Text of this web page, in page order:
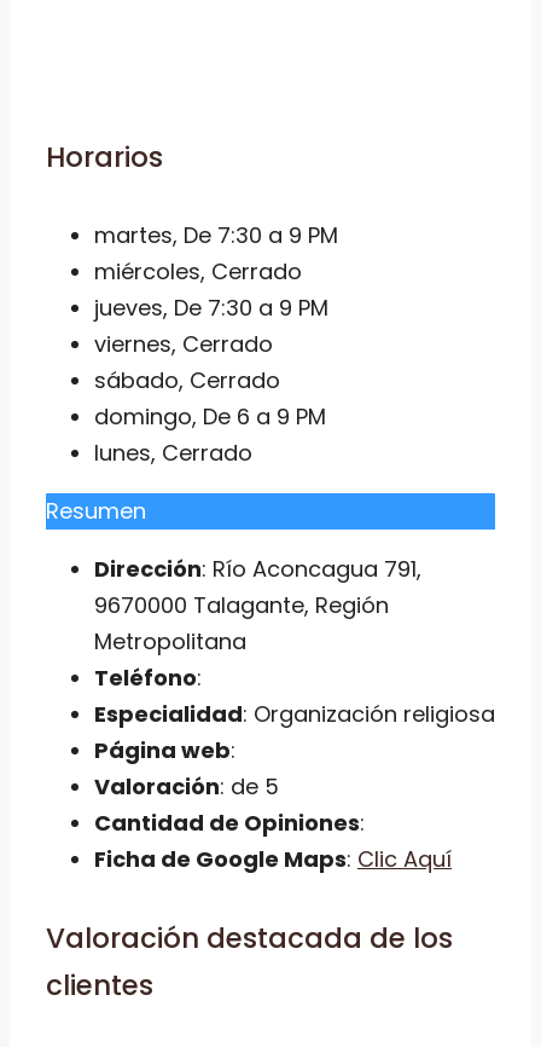
Horarios
martes, De 7:30 a 9 PM
miércoles, Cerrado
jueves, De 7:30 a 9 PM
viernes, Cerrado
sábado, Cerrado
domingo, De 6 a 9 PM
lunes, Cerrado
Resumen
Dirección: Río Aconcagua 791,
9670000 Talagante, Región
Metropolitana
Teléfono:
Especialidad: Organización religiosa
Página web:
Valoración: de 5
Cantidad de Opiniones:
Ficha de Google Maps: Clic Aquí
Valoración destacada de los
clientes